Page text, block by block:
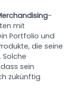
-
mit
Portfolio und
die seine
Solche
sein
zukünftig